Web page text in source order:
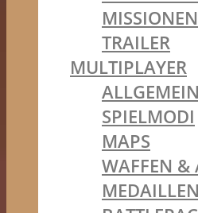
MISSIONEN
TRAILER
MULTIPLAYER
SPIELMODI
MAPS
WAFFEN &
MEDAILLEN